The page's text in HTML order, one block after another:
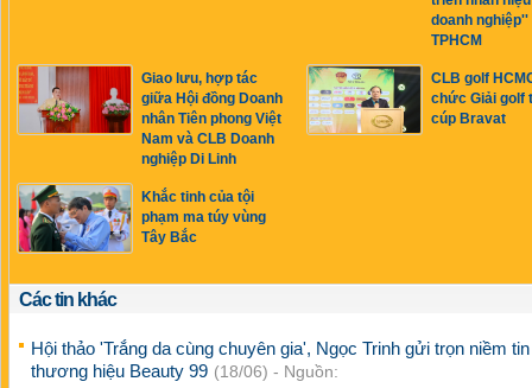
doanh nghiệp''
TPHCM
Giao lưu, hợp tác
giữa Hội đồng Doanh
nhân Tiên phong Việt
Nam và CLB Doanh
nghiệp Di Linh
CLB golf
chức Giải golf
cúp Bravat
Khắc tinh của tội
phạm ma túy vùng
Tây Bắc
Các tin khác
Hội thảo 'Trắng da cùng chuyên gia', Ngọc Trinh gửi trọn niềm
thương hiệu Beauty 99 (18/06) - Nguồn: